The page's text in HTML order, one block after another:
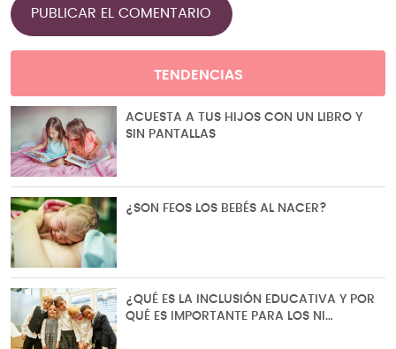
TENDENCIAS
ACUESTA A TUS HIJOS CON UN LIBRO Y
SIN PANTALLAS
¿SON FEOS LOS BEBÉS AL NACER?
¿QUÉ ES LA INCLUSIÓN EDUCATIVA Y POR
QUÉ ES IMPORTANTE PARA LOS NI…